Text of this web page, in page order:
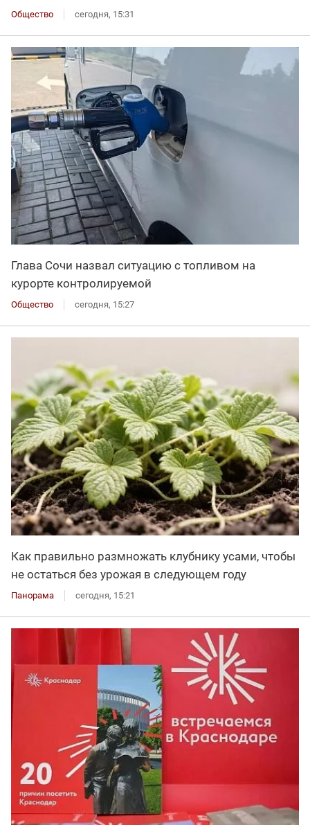
Общество сегодня, 15:31
Глава Сочи назвал ситуацию с топливом на
курорте контролируемой
Общество сегодня, 15:27
Как правильно размножать клубнику усами, чтобы
не остаться без урожая в следующем году
Панорама сегодня, 15:21